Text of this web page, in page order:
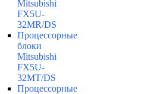
Mitsubishi
FX5U-
32MR/DS
Процессорные
блоки
Mitsubishi
FX5U-
32MT/DS
Процессорные